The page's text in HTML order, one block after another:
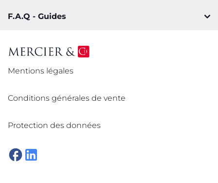
F.A.Q - Guides
Mentions légales
Conditions générales de vente
Protection des données